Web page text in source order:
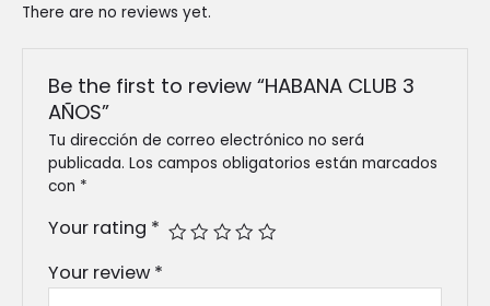
There are no reviews yet.
Be the first to review “HABANA CLUB 3
AÑOS”
Tu dirección de correo electrónico no será
publicada. Los campos obligatorios están marcados
con *
Your rating *
Your review *